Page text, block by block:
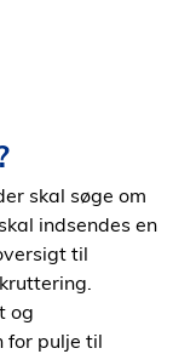
skal søge om
indsendes en
til
og
for pulje til